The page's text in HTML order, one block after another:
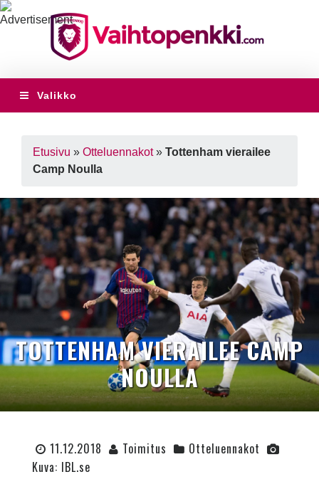
Valikko
Etusivu » Otteluennakot» Tottenham vierailee
Camp Noulla
TOTTENHAM VIERAILEE CAMP
NOULLA
11.12.2018 Toimitus
Otteluennakot
Kuva: IBL.se